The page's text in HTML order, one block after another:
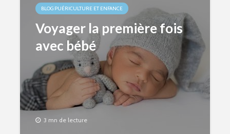
BLOG PUÉRICULTURE ET ENFANCE
Voyager la première fois
avec bébé
3 mn de lecture